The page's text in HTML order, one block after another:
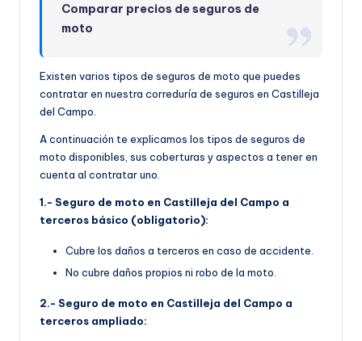
Comparar precios de seguros de
moto
Existen varios tipos de seguros de moto que puedes
contratar en nuestra correduría de seguros en Castilleja
del Campo.
A continuación te explicamos los tipos de seguros de
moto disponibles, sus coberturas y aspectos a tener en
cuenta al contratar uno.
1.- Seguro de moto en Castilleja del Campo a
terceros básico (obligatorio):
Cubre los daños a terceros en caso de accidente.
No cubre daños propios ni robo de la moto.
2.- Seguro de moto en Castilleja del Campo a
terceros ampliado: